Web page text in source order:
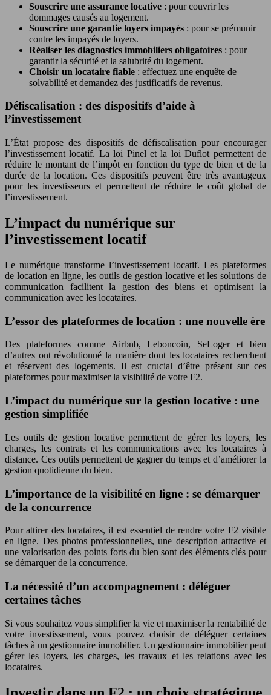
Souscrire une assurance locative : pour couvrir les
dommages causés au logement.
Souscrire une garantie loyers impayés : pour se prémunir
contre les impayés de loyers.
Réaliser les diagnostics immobiliers obligatoires : pour
garantir la sécurité et la salubrité du logement.
Choisir un locataire fiable : effectuez une enquête de
solvabilité et demandez des justificatifs de revenus.
Défiscalisation : des dispositifs d’aide à
l’investissement
L’État propose des dispositifs de défiscalisation pour encourager
l’investissement locatif. La loi Pinel et la loi Duflot permettent de
réduire le montant de l’impôt en fonction du type de bien et de la
durée de la location. Ces dispositifs peuvent être très avantageux
pour les investisseurs et permettent de réduire le coût global de
l’investissement.
L’impact du numérique sur
l’investissement locatif
Le numérique transforme l’investissement locatif. Les plateformes
de location en ligne, les outils de gestion locative et les solutions de
communication facilitent la gestion des biens et optimisent la
communication avec les locataires.
L’essor des plateformes de location : une nouvelle ère
Des plateformes comme Airbnb, Leboncoin, SeLoger et bien
d’autres ont révolutionné la manière dont les locataires recherchent
et réservent des logements. Il est crucial d’être présent sur ces
plateformes pour maximiser la visibilité de votre F2.
L’impact du numérique sur la gestion locative : une
gestion simplifiée
Les outils de gestion locative permettent de gérer les loyers, les
charges, les contrats et les communications avec les locataires à
distance. Ces outils permettent de gagner du temps et d’améliorer la
gestion quotidienne du bien.
L’importance de la visibilité en ligne : se démarquer
de la concurrence
Pour attirer des locataires, il est essentiel de rendre votre F2 visible
en ligne. Des photos professionnelles, une description attractive et
une valorisation des points forts du bien sont des éléments clés pour
se démarquer de la concurrence.
La nécessité d’un accompagnement : déléguer
certaines tâches
Si vous souhaitez vous simplifier la vie et maximiser la rentabilité de
votre investissement, vous pouvez choisir de déléguer certaines
tâches à un gestionnaire immobilier. Un gestionnaire immobilier peut
gérer les loyers, les charges, les travaux et les relations avec les
locataires.